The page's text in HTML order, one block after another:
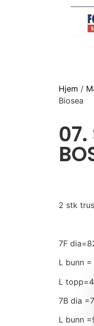
Hjem /
Biosea
2 stk
7F
L bunn =
L
7B dia
L bunn